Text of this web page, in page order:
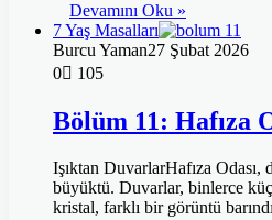
Devamını Oku »
7 Yaş Masalları
Burcu Yaman27 Şubat 2026
0
105
Bölüm 11: Hafıza
Işıktan DuvarlarHafıza Odası,
büyüktü. Duvarlar, binlerce
kristal, farklı bir görüntü